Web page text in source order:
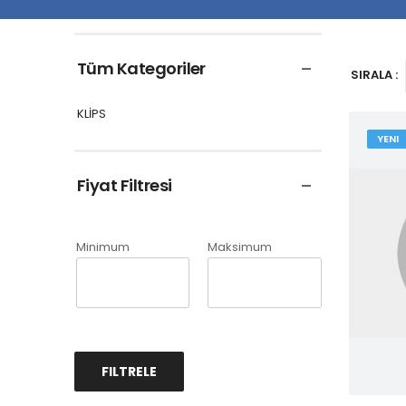
Tüm Kategoriler
KLİPS
Fiyat Filtresi
Minimum Maksimum
FILTRELE
SIRALA :
YENI